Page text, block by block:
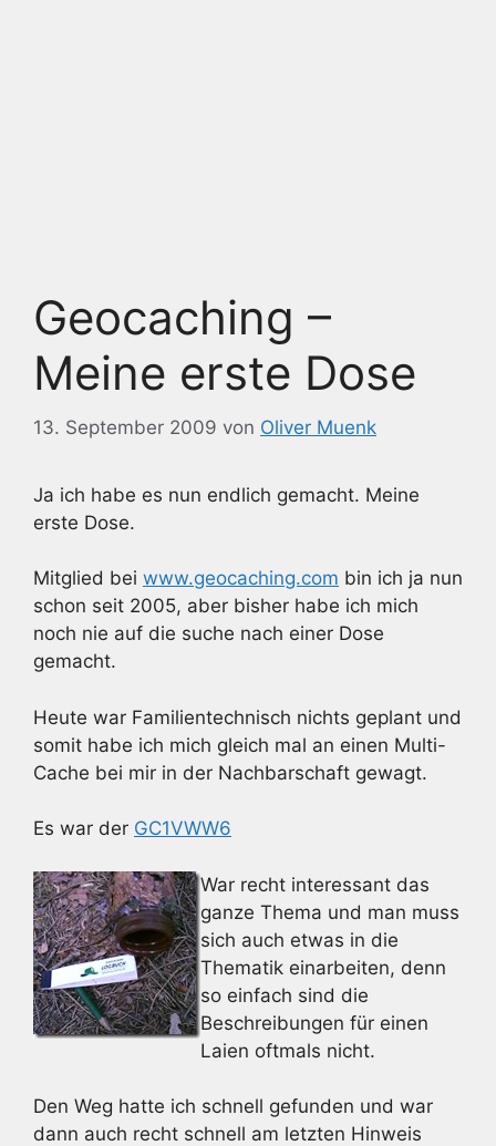
Geocaching –
Meine erste Dose
13. September 2009 von Oliver Muenk
Ja ich habe es nun endlich gemacht. Meine
erste Dose.
Mitglied bei www.geocaching.com bin ich ja nun
schon seit 2005, aber bisher habe ich mich
noch nie auf die suche nach einer Dose
gemacht.
Heute war Familientechnisch nichts geplant und
somit habe ich mich gleich mal an einen Multi-
Cache bei mir in der Nachbarschaft gewagt.
Es war der GC1VWW6
War recht interessant das
ganze Thema und man muss
sich auch etwas in die
Thematik einarbeiten, denn
so einfach sind die
Beschreibungen für einen
Laien oftmals nicht.
Den Weg hatte ich schnell gefunden und war
dann auch recht schnell am letzten Hinweis